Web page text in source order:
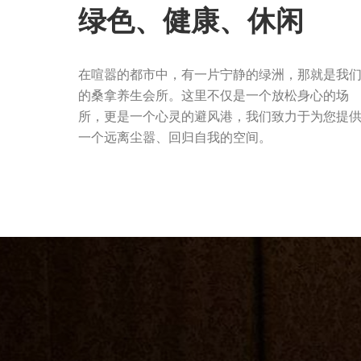
绿色、健康、休闲
在喧嚣的都市中，有一片宁静的绿洲，那就是我们
的桑拿养生会所。这里不仅是一个放松身心的场
所，更是一个心灵的避风港，我们致力于为您提供
一个远离尘嚣、回归自我的空间。